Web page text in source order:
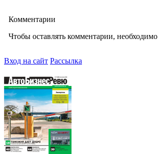
Комментарии
Чтобы оставлять комментарии, необходимо
Вход на сайт Рассылка